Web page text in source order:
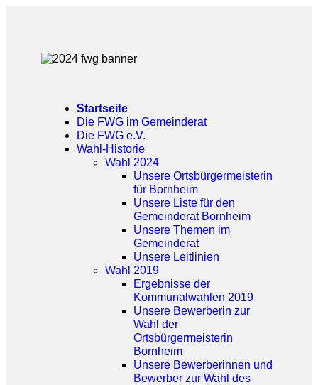
Startseite
Die FWG im Gemeinderat
Die FWG e.V.
Wahl-Historie
Wahl 2024
Unsere Ortsbürgermeisterin
für Bornheim
Unsere Liste für den
Gemeinderat Bornheim
Unsere Themen im
Gemeinderat
Unsere Leitlinien
Wahl 2019
Ergebnisse der
Kommunalwahlen 2019
Unsere Bewerberin zur
Wahl der
Ortsbürgermeisterin
Bornheim
Unsere Bewerberinnen und
Bewerber zur Wahl des